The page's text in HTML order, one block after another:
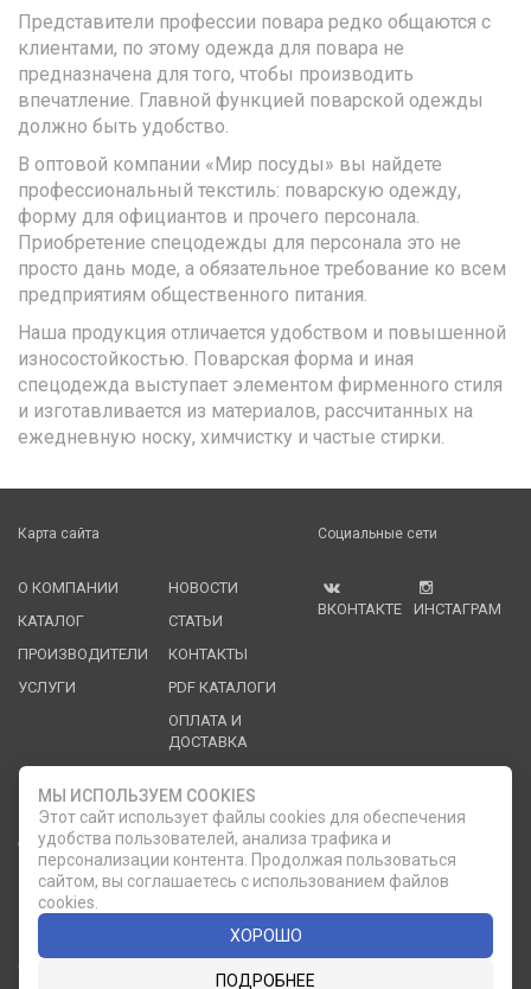
Представители профессии повара редко общаются с
клиентами, по этому одежда для повара не
предназначена для того, чтобы производить
впечатление. Главной функцией поварской одежды
должно быть удобство.
В оптовой компании «Мир посуды» вы найдете
профессиональный текстиль: поварскую одежду,
форму для официантов и прочего персонала.
Приобретение спецодежды для персонала это не
просто дань моде, а обязательное требование ко всем
предприятиям общественного питания.
Наша продукция отличается удобством и повышенной
износостойкостью. Поварская форма и иная
спецодежда выступает элементом фирменного стиля
и изготавливается из материалов, рассчитанных на
ежедневную носку, химчистку и частые стирки.
Карта сайта
О КОМПАНИИ
КАТАЛОГ
ПРОИЗВОДИТЕЛИ
УСЛУГИ
НОВОСТИ
СТАТЬИ
КОНТАКТЫ
PDF КАТАЛОГИ
ОПЛАТА И
ДОСТАВКА
Социальные сети
ВКОНТАКТЕ ИНСТАГРАМ
Служба клиентской поддержки
ОБРАТНЫЙ ЗВОНОК phone
8 (812) 335-21-16
8 (812) 335-21-17 7 (911) 947-43-48
© 2007 — 2026 Компания «Мир Посуды». Все права
МЫ ИСПОЛЬЗУЕМ COOKIES
Этот сайт использует файлы cookies для обеспечения
удобства пользователей, анализа трафика и
персонализации контента. Продолжая пользоваться
сайтом, вы соглашаетесь с использованием файлов
cookies.
ХОРОШО
ПОДРОБНЕЕ